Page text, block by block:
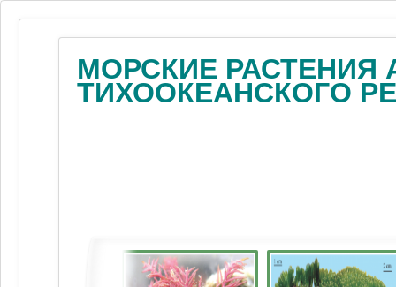
МОРСКИЕ РАСТЕНИЯ
ТИХООКЕАНСКОГО